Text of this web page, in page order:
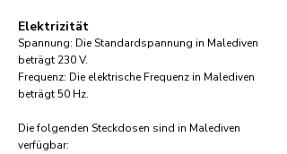
Elektrizität
Spannung: Die Standardspannung in Malediven
beträgt 230 V.
Frequenz: Die elektrische Frequenz in Malediven
beträgt 50 Hz.
Die folgenden Steckdosen sind in Malediven
verfügbar:​